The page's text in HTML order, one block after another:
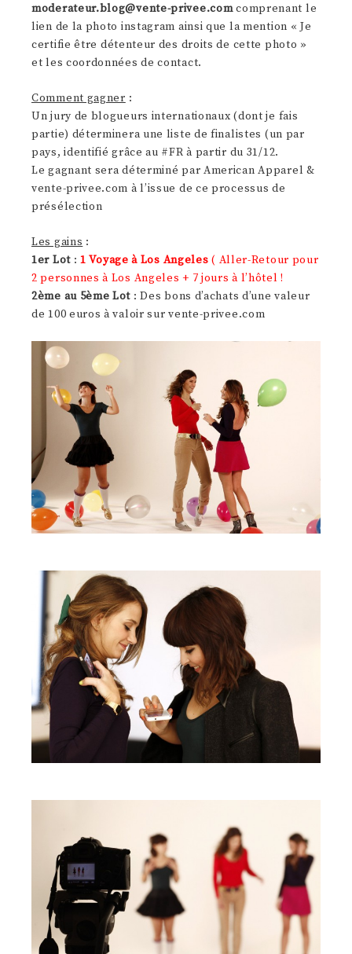
moderateur.blog@vente-privee.comcomprenant le
lien de la photo instagram ainsi que la mention « Je
certifie être détenteur des droits de cette photo »
et les coordonnées de contact.
Comment gagner :
Un jury de blogueurs internationaux (dont je fais
partie) déterminera une liste de finalistes (un par
pays, identifié grâce au #FR à partir du 31/12.
Le gagnant sera déterminé par American Apparel &
vente-privee.com à l’issue de ce processus de
présélection
Les gains :
1er Lot:1 Voyage à Los Angeles ( Aller-Retour pour
2 personnes à Los Angeles + 7 jours à l’hôtel !
2ème au 5ème Lot : Des bons d’achats d’une valeur
de 100 euros à valoir sur vente-privee.com